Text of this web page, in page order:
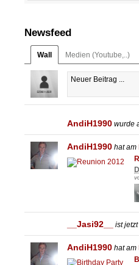
Newsfeed
Wall Medien (Youtube,..)
AndiH1990 wurde
AndiH1990 hat am
__Jasi92__ ist
AndiH1990 hat am